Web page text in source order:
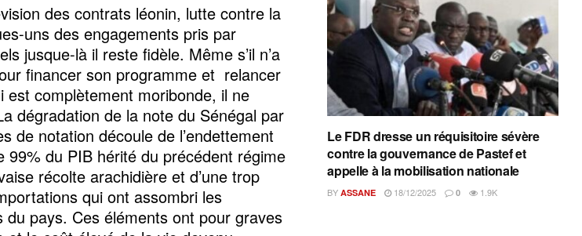
des contrats léonin, lutte contre la
uns des engagements pris par
jusque-là il reste fidèle. Même s’il n’a
financer son programme et relancer
est complètement moribonde, il ne
dégradation de la note du Sénégal par
de notation découle de l’endettement
99% du PIB hérité du précédent régime
récolte arachidière et d’une trop
qui ont assombri les
du pays. Ces éléments ont pour graves
Le FDR dresse un réquisitoire sévère
contre la gouvernance de Pastef et
appelle à la mobilisation nationale
BY ASSANE 18/12/2025 0 1.9K